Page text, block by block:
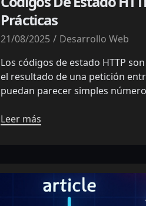
Prácticas
21/08/2025
Desarrollo Web
Los códigos de estado HTTP
el resultado de una petición
puedan parecer simples
Leer más